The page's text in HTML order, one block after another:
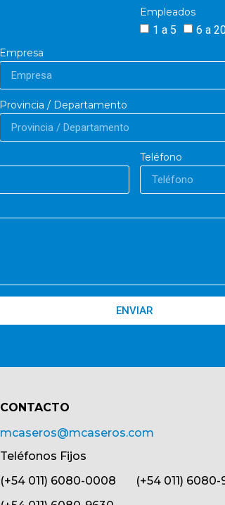
Empleados
1 a 5 6 a
Empresa
Provincia / Departamento
Teléfono
ENVIAR
CONTACTO​
mcaseros@mcaseros.com
Teléfonos Fijos
(+54 011) 6080-0008 (+54 011) 6080-